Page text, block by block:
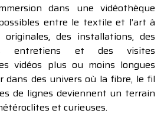
dans une vidéothèque
entre le textile et l’art à
des installations, des
entretiens et des visites
vidéos plus ou moins longues
dans des univers où la fibre, le fil
de lignes deviennent un terrain
et curieuses.